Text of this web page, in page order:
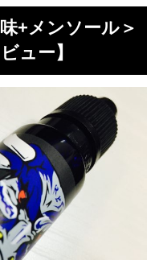
+メンソール＞
ュー】